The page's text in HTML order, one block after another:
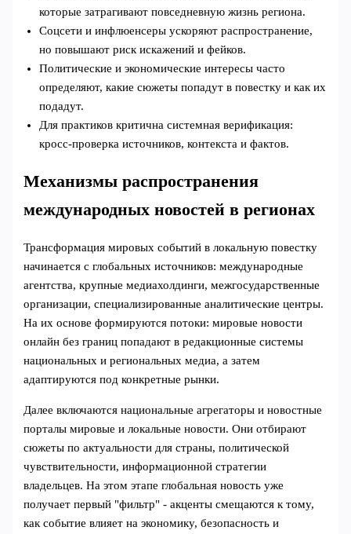
которые затрагивают повседневную жизнь региона.
Соцсети и инфлюенсеры ускоряют распространение,
но повышают риск искажений и фейков.
Политические и экономические интересы часто
определяют, какие сюжеты попадут в повестку и как их
подадут.
Для практиков критична системная верификация:
кросс‑проверка источников, контекста и фактов.
Механизмы распространения
международных новостей в регионах
Трансформация мировых событий в локальную повестку
начинается с глобальных источников: международные
агентства, крупные медиахолдинги, межгосударственные
организации, специализированные аналитические центры.
На их основе формируются потоки: мировые новости
онлайн без границ попадают в редакционные системы
национальных и региональных медиа, а затем
адаптируются под конкретные рынки.
Далее включаются национальные агрегаторы и новостные
порталы мировые и локальные новости. Они отбирают
сюжеты по актуальности для страны, политической
чувствительности, информационной стратегии
владельцев. На этом этапе глобальная новость уже
получает первый "фильтр" - акценты смещаются к тому,
как событие влияет на экономику, безопасность и